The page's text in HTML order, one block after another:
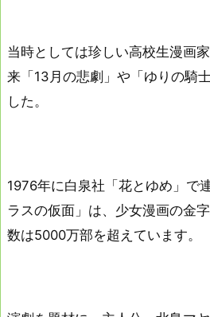
当時としては珍しい高校生漫画
来「13月の悲劇」や「ゆりの騎
した。
1976年に白泉社「花とゆめ」で
ラスの仮面」は、少女漫画の金
数は5000万部を超えています。